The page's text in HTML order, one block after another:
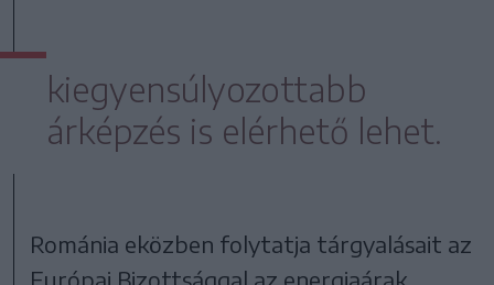
kiegyensúlyozottabb
árképzés is elérhető lehet.
Románia eközben folytatja tárgyalásait az
Európai Bizottsággal az energiaárak